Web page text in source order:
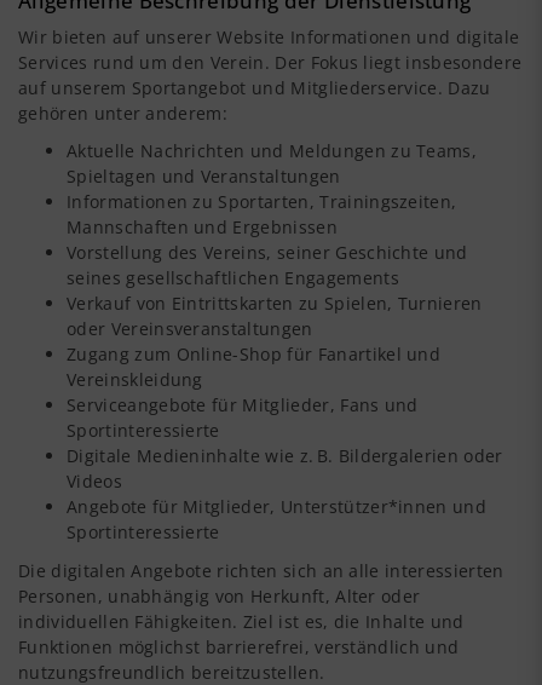
Wir bieten auf unserer Website Informationen und digitale
Services rund um den Verein. Der Fokus liegt insbesondere
auf unserem Sportangebot und Mitgliederservice. Dazu
gehören unter anderem:
Aktuelle Nachrichten und Meldungen zu Teams,
Spieltagen und Veranstaltungen
Informationen zu Sportarten, Trainingszeiten,
Mannschaften und Ergebnissen
Vorstellung des Vereins, seiner Geschichte und
seines gesellschaftlichen Engagements
Verkauf von Eintrittskarten zu Spielen, Turnieren
oder Vereinsveranstaltungen
Zugang zum Online-Shop für Fanartikel und
Vereinskleidung
Serviceangebote für Mitglieder, Fans und
Sportinteressierte
Digitale Medieninhalte wie z. B. Bildergalerien oder
Videos
Angebote für Mitglieder, Unterstützer*innen und
Sportinteressierte
Die digitalen Angebote richten sich an alle interessierten
Personen, unabhängig von Herkunft, Alter oder
individuellen Fähigkeiten. Ziel ist es, die Inhalte und
Funktionen möglichst barrierefrei, verständlich und
nutzungsfreundlich bereitzustellen.